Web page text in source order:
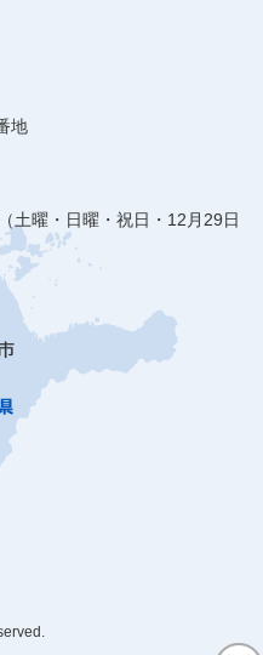
地
土曜・日曜・祝日・12月29日